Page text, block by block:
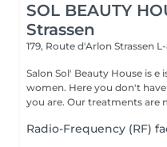
SOL BEAUTY
Strassen
179, Route d'Arlon Strassen L-
Salon Sol' Beauty House is
women. Here you don't
you are. Our treatments
Radio-Frequency (RF)